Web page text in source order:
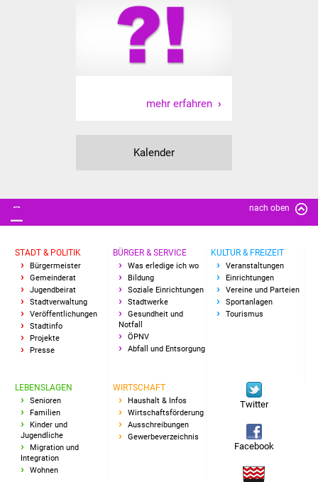
Erlebnisregion
Schwäbischer Albtrauf
Industriekultur
Stadtseniorenrat
Ältere
Seniorenwohn- und
Pflegeheim
Kinder und Jugendliche
Schülerferienprogramm
Migration und Integration
mehr erfahren
Kalender
nach oben
STADT & POLITIK
Bürgermeister
Gemeinderat
Jugendbeirat
Stadtverwaltung
Veröffentlichungen
Stadtinfo
Projekte
Presse
BÜRGER & SERVICE
Was erledige ich wo
Bildung
Soziale Einrichtungen
Stadtwerke
Gesundheit und
Notfall
ÖPNV
Abfall und Entsorgung
KULTUR & FREIZEIT
Veranstaltungen
Einrichtungen
Vereine und Parteien
Sportanlagen
Tourismus
LEBENSLAGEN
Senioren
Familien
Kinder und
Jugendliche
Migration und
Integration
Wohnen
WIRTSCHAFT
Haushalt & Infos
Wirtschaftsförderung
Ausschreibungen
Gewerbeverzeichnis
Twitter
Facebook